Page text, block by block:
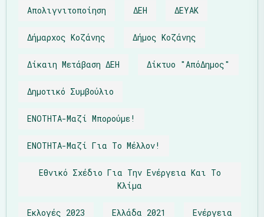
Απολιγνιτοποίηση ΔΕΗ ΔΕΥΑΚ
Δήμαρχος Κοζάνης Δήμος Κοζάνης
Δίκαιη Μετάβαση ΔΕΗ Δίκτυο "απόΔημος"
Δημοτικό Συμβούλιο
ΕΝΟΤΗΤΑ-Μαζί Μπορούμε!
ΕΝΟΤΗΤΑ-Μαζί Για Το Μέλλον!
Εθνικό Σχέδιο Για Την Ενέργεια Και Το
Κλίμα
Εκλογές 2023 Ελλάδα 2021 Ενέργεια